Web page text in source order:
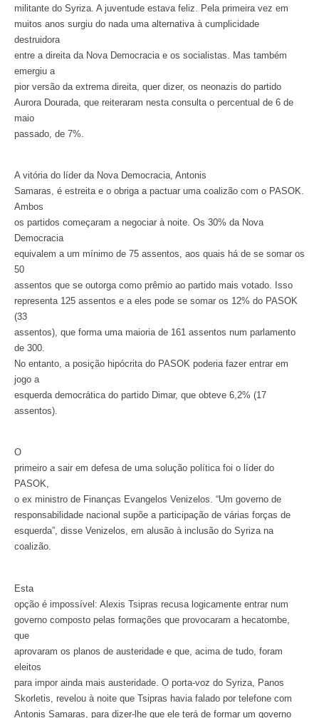
militante do Syriza. A juventude estava feliz. Pela primeira vez em
muitos anos surgiu do nada uma alternativa à cumplicidade
destruidora
entre a direita da Nova Democracia e os socialistas. Mas também
emergiu a
pior versão da extrema direita, quer dizer, os neonazis do partido
Aurora Dourada, que reiteraram nesta consulta o percentual de 6 de
maio
passado, de 7%.
A vitória do líder da Nova Democracia, Antonis
Samaras, é estreita e o obriga a pactuar uma coalizão com o PASOK.
Ambos
os partidos começaram a negociar à noite. Os 30% da Nova
Democracia
equivalem a um mínimo de 75 assentos, aos quais há de se somar os
50
assentos que se outorga como prêmio ao partido mais votado. Isso
representa 125 assentos e a eles pode se somar os 12% do PASOK
(33
assentos), que forma uma maioria de 161 assentos num parlamento
de 300.
No entanto, a posição hipócrita do PASOK poderia fazer entrar em
jogo a
esquerda democrática do partido Dimar, que obteve 6,2% (17
assentos).
O
primeiro a sair em defesa de uma solução política foi o líder do
PASOK,
o ex ministro de Finanças Evangelos Venizelos. “Um governo de
responsabilidade nacional supõe a participação de várias forças de
esquerda”, disse Venizelos, em alusão à inclusão do Syriza na
coalizão.
Esta
opção é impossível: Alexis Tsipras recusa logicamente entrar num
governo composto pelas formações que provocaram a hecatombe,
que
aprovaram os planos de austeridade e que, acima de tudo, foram
eleitos
para impor ainda mais austeridade. O porta-voz do Syriza, Panos
Skorletis, revelou à noite que Tsipras havia falado por telefone com
Antonis Samaras, para dizer-lhe que ele terá de formar um governo